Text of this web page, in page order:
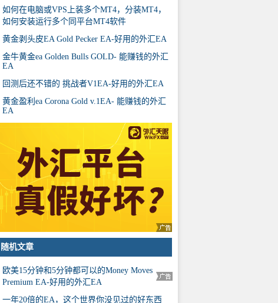
如何在电脑或VPS上装多个MT4，分装MT4，
如何安装运行多个同平台MT4软件
黄金剥头皮EA Gold Pecker EA-好用的外汇EA
金牛黄金ea Golden Bulls GOLD- 能赚钱的外汇
EA
回测后还不错的 挑战者V1EA-好用的外汇EA
黄金盈利ea Corona Gold v.1EA- 能赚钱的外汇
EA
随机文章
欧美15分钟和5分钟都可以的Money Moves
Premium EA-好用的外汇EA
一年20倍的EA，这个世界你没见过的好东西